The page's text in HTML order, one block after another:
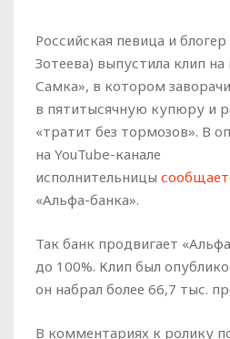
Российская певица и
Зотеева) выпустила клип
Самка», в котором
в пятитысячную купюру и
«тратит без тормозов». В
на YouTube-канале
исполнительницы
«Альфа-банка».
Так банк продвигает
до 100%. Клип был
он набрал более 66,7 тыс.
В комментариях к ролику